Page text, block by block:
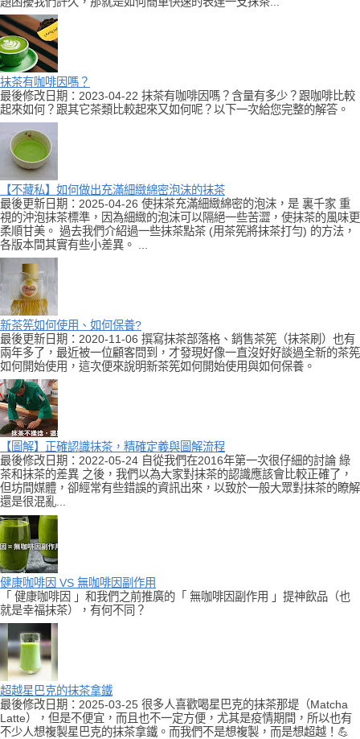
抹茶有咖啡因嗎？
最後修改日期：2023-04-22 抹茶有咖啡因嗎？含量有多少？跟咖啡比較
起來如何？跟其它茶類比較起來又如何呢？以下一次給您完整的解答。
【不藏私】如何做出充滿細緻綿密泡沫的抹茶
最後更新日期：2025-04-26 使抹茶充滿細緻綿密的泡沫，是 裏千家 重
視的沖泡抹茶標準，因為細緻的泡沫可以隔絕一些苦澀，使抹茶的風味更
柔順甘美。 過去我們介紹過一些抹茶點茶 (用茶筅將抹茶打勻) 的方法，
各版本間其實有些小差異。 ...
新茶筅如何使用、如何保養?
最後更新日期：2020-11-06 撰寫抹茶部落格、銷售茶筅（抹茶刷）也有
兩年多了，最近被一位顧客問到，才發現好像一直沒好好談過全新的茶筅
如何開始使用，這次便來說明新茶筅如何開始使用與如何保養。
【圖解】正確認識抹茶，精確定義與圖解流程
最後修改日期：2022-05-24 自從我們在2016年第一次很仔細的討論 綠
茶和抹茶的差異 之後，我們以為大家對抹茶的認識應該會比較正確了，
但坊間媒體，卻經常有些錯誤的資訊出來，以致於一般大眾對抹茶的瞭解
還是很混亂...
健康咖啡因 VS 無咖啡因副作用
「 健康咖啡因 」和我們之前推廣的「 無咖啡因副作用 」提神飲品（也
就是幸福抹茶），有何不同？
超越星巴克的抹茶拿鐵
最後修改日期：2025-03-25 很多人喜歡喝星巴克的抹茶那堤（Matcha
Latte），但是不便宜，而且也不一定方便，尤其是疫情期間，所以也有
不少人想複製星巴克的抹茶拿鐵。而我們不是想複製，而是想超越！💪